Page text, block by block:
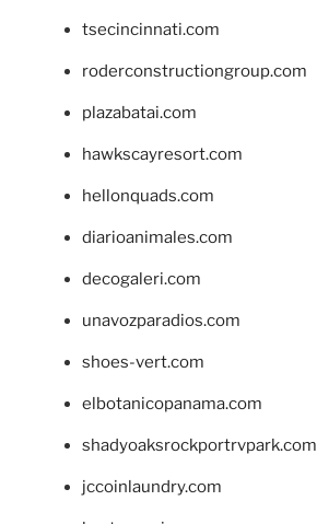
tsecincinnati.com
roderconstructiongroup.com
plazabatai.com
hawkscayresort.com
hellonquads.com
diarioanimales.com
decogaleri.com
unavozparadios.com
shoes-vert.com
elbotanicopanama.com
shadyoaksrockportrvpark.com
jccoinlaundry.com